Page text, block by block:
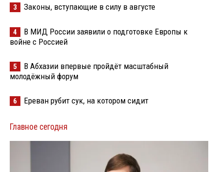
3 Законы, вступающие в силу в августе
4
В МИД России заявили о подготовке Европы к
войне с Россией
5
В Абхазии впервые пройдёт масштабный
молодёжный форум
6 Ереван рубит сук, на котором сидит
Главное сегодня